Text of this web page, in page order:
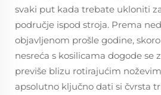
svaki put kada trebate ukloniti
područje ispod stroja. Prema
objavljenom prošle godine,
nesreća s kosilicama dogode se
previše blizu rotirajućim
apsolutno ključno dati si čvrsta